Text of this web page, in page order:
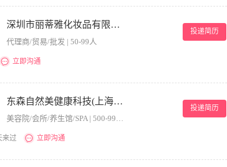
月
月
法，以身作则，执行服务承诺 4、定期了解客源拓展情况和市场竞争动
护良好的纪律。 6、督导日常工作，保证美容院各环节的正常营运。
以提高服务素质。 职位要求： 1、女性，年龄25岁-38岁，五官端
高级美容师资格； 3、认真负责、诚心敬业、踏实肯干； 4、具有一
及协调能力； 6、有美容院管理经验者优先。
深圳市丽蒂雅化妆品有限公司
代理商/贸易/批发 | 50-99人
投递简历
立即沟通
部门及店员之间的关系。 职位要求： 1.美容行业5年或以上的工作经
作地点：颐道芳香SPA生活馆，位于福建霞浦县目海路南阳新村地区
东森自然美健康科技(上海)有限公司
美容院/会所/养生馆/SPA | 500-999人
投递简历
来过 立即沟通